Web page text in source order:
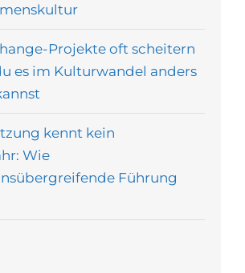
Projekte oft scheitern
es im Kulturwandel anders
kennt kein
Wie
Führung